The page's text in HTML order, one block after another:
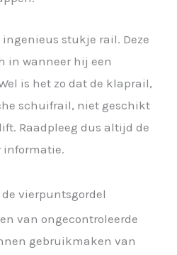
stukje rail. Deze
in wanneer hij een
is het zo dat de klaprail,
schuifrail, niet geschikt
Raadpleeg dus altijd de
informatie.
vierpuntsgordel
van ongecontroleerde
gebruikmaken van